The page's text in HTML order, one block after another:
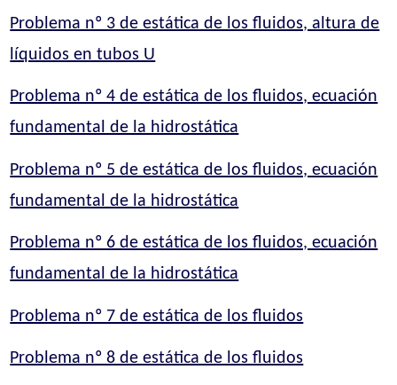
Problema nº 3 de estática de los fluidos, altura de
líquidos en tubos U
Problema nº 4 de estática de los fluidos, ecuación
fundamental de la hidrostática
Problema nº 5 de estática de los fluidos, ecuación
fundamental de la hidrostática
Problema nº 6 de estática de los fluidos, ecuación
fundamental de la hidrostática
Problema nº 7 de estática de los fluidos
Problema nº 8 de estática de los fluidos